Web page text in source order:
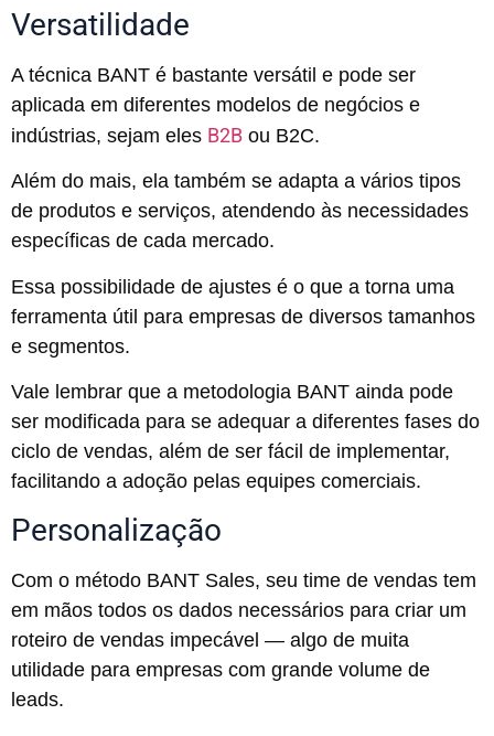
Versatilidade
A técnica BANT é bastante versátil e pode ser
aplicada em diferentes modelos de negócios e
indústrias, sejam eles B2B ou B2C.
Além do mais, ela também se adapta a vários tipos
de produtos e serviços, atendendo às necessidades
específicas de cada mercado.
Essa possibilidade de ajustes é o que a torna uma
ferramenta útil para empresas de diversos tamanhos
e segmentos.
Vale lembrar que a metodologia BANT ainda pode
ser modificada para se adequar a diferentes fases do
ciclo de vendas, além de ser fácil de implementar,
facilitando a adoção pelas equipes comerciais.
Personalização
Com o método BANT Sales, seu time de vendas tem
em mãos todos os dados necessários para criar um
roteiro de vendas impecável — algo de muita
utilidade para empresas com grande volume de
leads.